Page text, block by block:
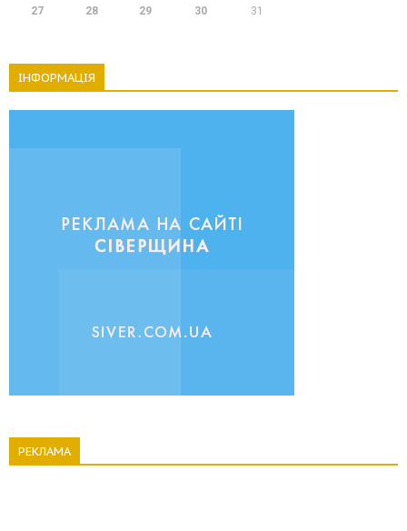
27 28 29 30 31
ІНФОРМАЦІЯ
РЕКЛАМА